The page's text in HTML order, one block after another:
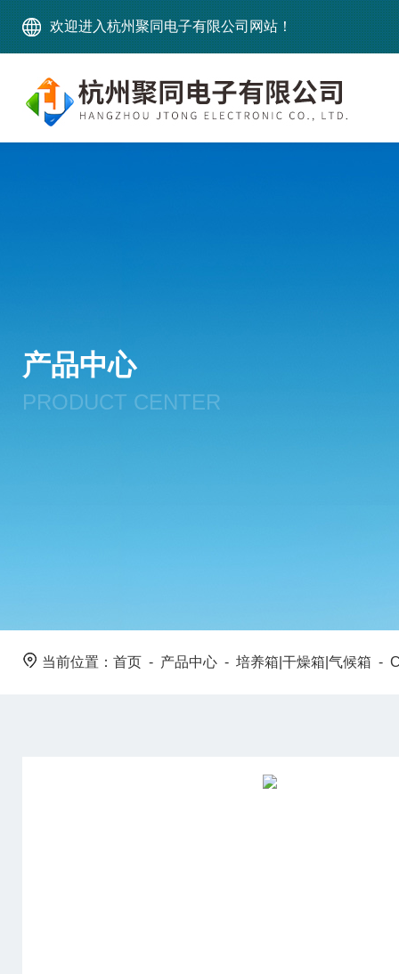
欢迎进入杭州聚同电子有限公司网站！
产品中心
PRODUCT CENTER
当前位置： 首页 - 产品中心 - 培养箱|干燥箱|气候箱 -